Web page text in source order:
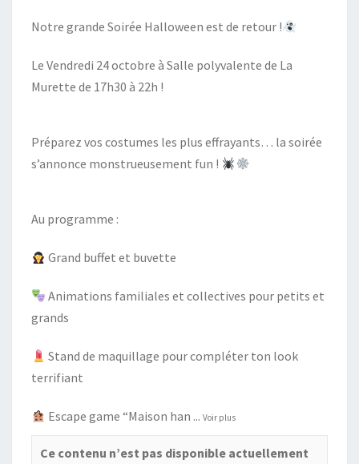
Notre grande Soirée Halloween est de retour !
Le Vendredi 24 octobre à Salle polyvalente de La
Murette de 17h30 à 22h !
Préparez vos costumes les plus effrayants… la soirée
s’annonce monstrueusement fun !
Au programme :
Grand buffet et buvette
Animations familiales et collectives pour petits et
grands
Stand de maquillage pour compléter ton look
terrifiant
Escape game “Maison han ...Voir plus
Ce contenu n’est pas disponible actuellement